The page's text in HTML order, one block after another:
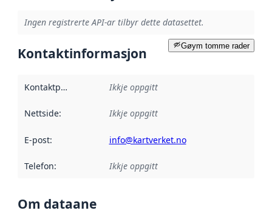
Ingen registrerte API-ar tilbyr dette datasettet.
Gøym tomme rader
Kontaktinformasjon
Kontaktpunkt Ikkje oppgitt
Nettside: Ikkje oppgitt
E-post: info@kartverket.no
Telefon: Ikkje oppgitt
Om dataane